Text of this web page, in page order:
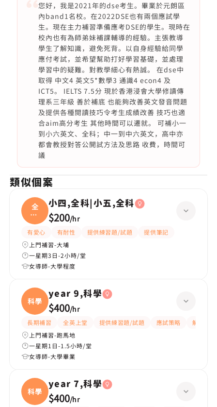
您好，我是2021年的dse考生。畢業於元朗區
內band1名校。在2022DSE也有兩個應試學
生。現在主力補習準備應考DSE的學生。現時在
校內也有為師弟妹補課輔導的經驗。主張教導
學生了解知識，避免死背。以自身經驗給同學
應付考試，並希望幫助打好學習基礎，並處理
學習中的疑難。對教學細心有熱誠。 在dse中
取得 中文4 英文5*數學3 通識4 econ4 及
ICT5。 IELTS 7.5分 現於香港浸會大學修讀傳
理系三年級 善於補底 也能夠改善英文發音問題
及提供各種閱讀技巧令考生成績改善 技巧也適
合aim高分考生 其他時間可以遷就。 可補小一
到小六英文、全科；中一到中六英文，高中亦
都會教授對答公開試方法及思路 收費，時間可
議
類似個案
全
科|
小五
小四,全科|小五,全科
$200/hr
有愛心 有耐性 提供練習題/試題
提供筆記
上門補習-大埔
一星期3日-2小時/堂
女導師-大學程度
科學
year 9,科學
$400/hr
長期補習 全英上堂 提供練習題/試題 應試策略
解題思路
上門補習-跑馬地
一星期1日-1.5小時/堂
女導師-大學畢業
科學
year 7,科學
$400/hr